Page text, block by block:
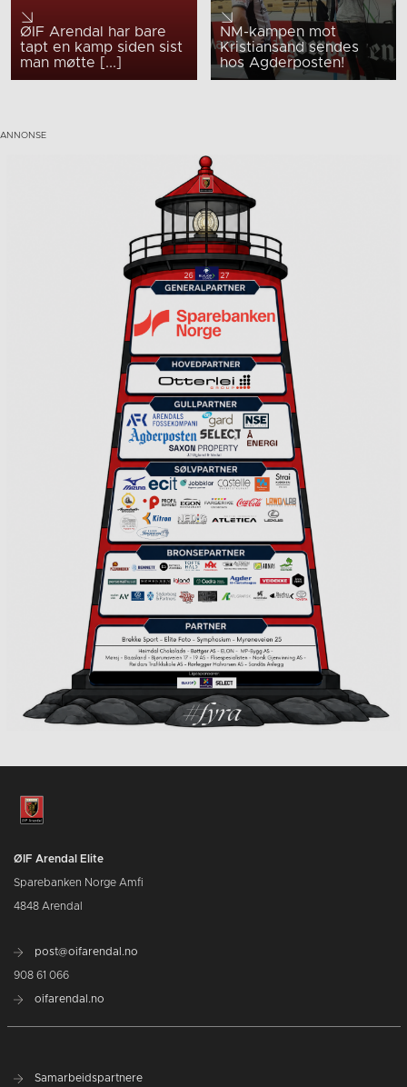
ØIF Arendal har bare
tapt en kamp siden sist
man møtte [...]
NM-kampen mot
Kristiansand sendes
hos Agderposten!
ØIF Arendal Elite
Sparebanken Norge Amfi
4848 Arendal
post@oifarendal.no
908 61 066
oifarendal.no
Samarbeidspartnere